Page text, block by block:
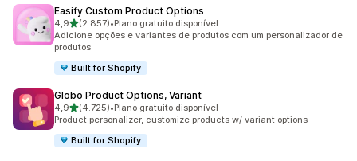
Easify Custom Product Options
4,9de 5 estrelas
(2.857)
2857 avaliações ao todo
•Plano gratuito disponível
Adicione opções e variantes de produtos com um personalizador de
produtos
Built for Shopify
Globo Product Options, Variant
4,9de 5 estrelas
(4.725)
4725 avaliações ao todo
•Plano gratuito disponível
Product personalizer, customize products w/ variant options
Built for Shopify